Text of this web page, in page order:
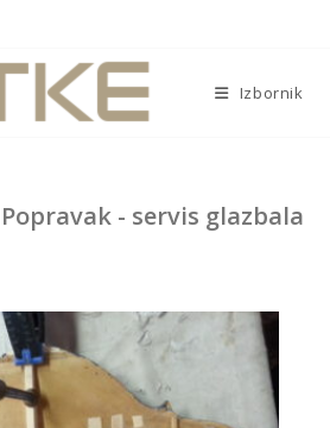
Izbornik
Popravak - servis glazbala